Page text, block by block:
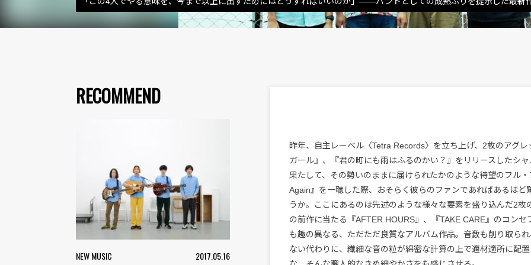
RECOMMEND
NEW MUSIC 2017.05.16
昨年、自主レーベル〈Tetra Records〉を立ち上げ、2枚のアグ
ガール』、『君の町にも雨はふるのかい？』をリリースしたシ
果たして、その勢いのままに届けられたかのような待望のフル
Again』を一聴した際、おそらく彼らのファンであればあるほど
うか。ここにあるのは先述のような様々な要素を盛り込んだ2枚
の前作に当たる『AFTER HOURS』、『TAKE CARE』のコンセ
も趣の異なる、ただただ良質なアルバム作品。音数も削り取ら
ない代わりに、繊細な音の粒が綿密な計算の上で適材適所に配